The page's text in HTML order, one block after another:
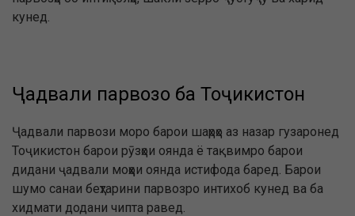
кунед.
Ҷадвали парвозҳо ба Тоҷикистон
Ҷадвали парвози моро барои шаҳрҳо аз назар гузаронед
Тоҷикистон барои рӯзҳои оянда ё тақвимро барои
дидани ҷадвали моҳҳои оянда истифода баред. Барои
шумо санаи беҳтарини парвозро интихоб кунед ва ба
хидмати додани чипта равед.